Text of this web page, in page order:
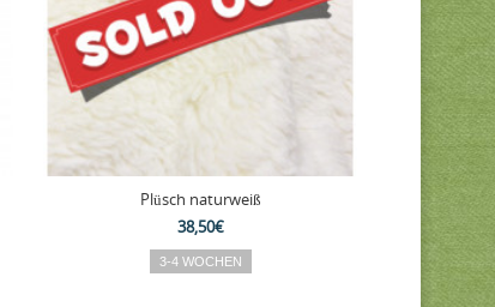
Plüsch naturweiß
38,50€
3-4 WOCHEN IN